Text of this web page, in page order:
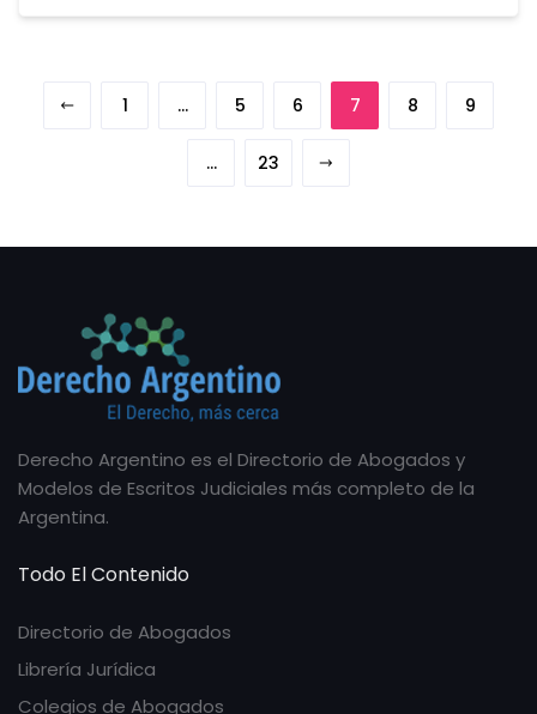
1 … 5 6 7 8 9
… 23
Derecho Argentino es el Directorio de Abogados y
Modelos de Escritos Judiciales más completo de la
Argentina.
Todo El Contenido
Directorio de Abogados
Librería Jurídica
Colegios de Abogados